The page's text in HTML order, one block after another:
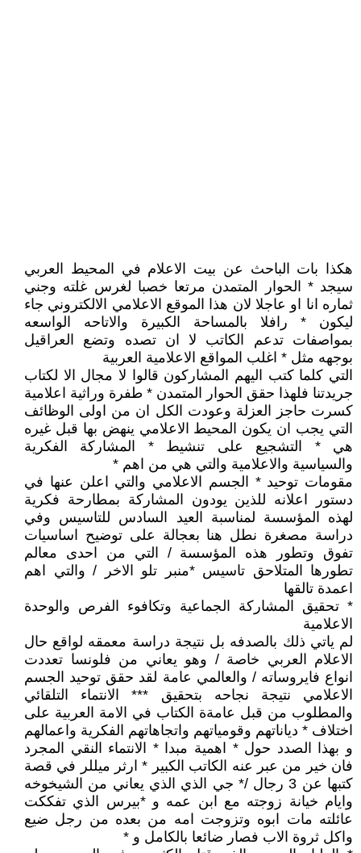
هكذا بات الباحث عن بيت الاعلام في المحيط العربي
سيجد * الحوار المتمدن مرتعا خصبا لغرس غلته وجني
ثماره انا او عاجلا لان هذا الموقع الاعلامي الالكتروني جاء
ليكون * رافلا بالمساحة الكبيرة والاتاحه الواسعه
بمواصفات تدعم الكاتب لا ان تصده وتضع العراقيل
بوجهه مثل * اغلب المواقع الاعلامية العربية
التي كلما كتب اليهم المشاركون قالوا لا مجال الا لكتاب
جريدتنا فلهذا حقق الحوار المتمدن * طفرة وراثية اعلامية
كسرت حاجز العزلة وعودت الكل ان من اولى الوظائف
التي يجب ان يكون المحيط الاعلامي ينهض بها قبل غيره
هي * التشجيع على تنشيط * المشاركة الفكرية
والسياسية والاعلامية والتي هي من اهم *
مقومات توحيد * الجسم الاعلامي والتي اعلن عنها في
دستور اعلانه للذين يودون المشاركة بمطارحة فكرية
لهذه المؤسسة لمناسبة العيد السادس للتاسيس وفي
دراسة مصغرة نطل هنا بعجالة على توضيح اساسيات
تفوق وتطور هذه المؤسسة / التي من احدى معالم
تطورها المتلاحق تاسيس *منبر تلو الاخر / والتي اهم
اعمدة تالقها
* تحقيق المشاركة الجماعية وتكافوء الفرص والوحدة
الاعلامية
لم ياتي ذلك بالصدفه بل نتيجة دراسة معمقه لواقع حال
الاعلام العربي خاصة / وهو يعاني من فلونسا تعددت
انواع فايروساته / والعالمي عامة لقد حقق توحيد الجسم
الاعلامي نتيجة نجاحه بتحقيق *** الانتماء التلقائي
والمطلوب من قبل عامةة الكتاب في الامة العربية على
اختلاف * دياناتهم وقومياتهم واتجاهاتهم الفكرية واعمالهم
و بهذا الصدد حول * اهمية مبدا * الانتماء النقي المجرد
فان خير من عبر عنه الكاتب الكبير * ارثر ميللر في قصة
كتبها عن 3 رجال /* جي الذي الذي يعاني من الشيخوخه
وايام خيانة زوجته مع ابن عمه و *بيرس الذي تفككت
عائلته مات ابوه وتزوجت امه من بعده من رجل ضيع
واكل ثروة الاب فصار ضائعا بالكامل و *